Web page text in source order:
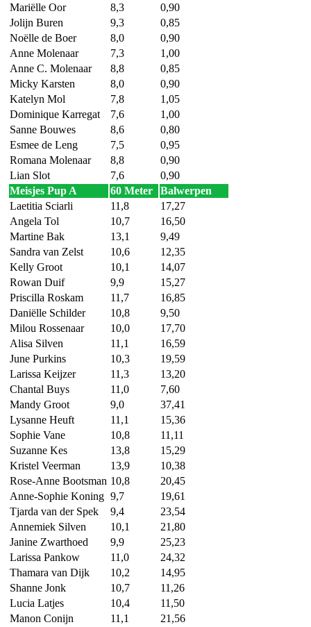
Mariëlle Oor
8,3
0,90
Jolijn Buren
9,3
0,85
Noëlle de Boer
8,0
0,90
Anne Molenaar
7,3
1,00
Anne C. Molenaar
8,8
0,85
Micky Karsten
8,0
0,90
Katelyn Mol
7,8
1,05
Dominique Karregat
7,6
1,00
Sanne Bouwes
8,6
0,80
Esmee de Leng
7,5
0,95
Romana Molenaar
8,8
0,90
Lian Slot
7,6
0,90
Meisjes Pup A
60 Meter
Balwerpen
Laetitia Sciarli
11,8
17,27
Angela Tol
10,7
16,50
Martine Bak
13,1
9,49
Sandra van Zelst
10,6
12,35
Kelly Groot
10,1
14,07
Rowan Duif
9,9
15,27
Priscilla Roskam
11,7
16,85
Daniëlle Schilder
10,8
9,50
Milou Rossenaar
10,0
17,70
Alisa Silven
11,1
16,59
June Purkins
10,3
19,59
Larissa Keijzer
11,3
13,20
Chantal Buys
11,0
7,60
Mandy Groot
9,0
37,41
Lysanne Heuft
11,1
15,36
Sophie Vane
10,8
11,11
Suzanne Kes
13,8
15,29
Kristel Veerman
13,9
10,38
Rose-Anne Bootsman 10,8
20,45
Anne-Sophie Koning 9,7
19,61
Tjarda van der Spek
9,4
23,54
Annemiek Silven
10,1
21,80
Janine Zwarthoed
9,9
25,23
Larissa Pankow
11,0
24,32
Thamara van Dijk
10,2
14,95
Shanne Jonk
10,7
11,26
Lucia Latjes
10,4
11,50
Manon Conijn
11,1
21,56